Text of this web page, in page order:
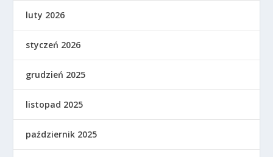
luty 2026
styczeń 2026
grudzień 2025
listopad 2025
październik 2025